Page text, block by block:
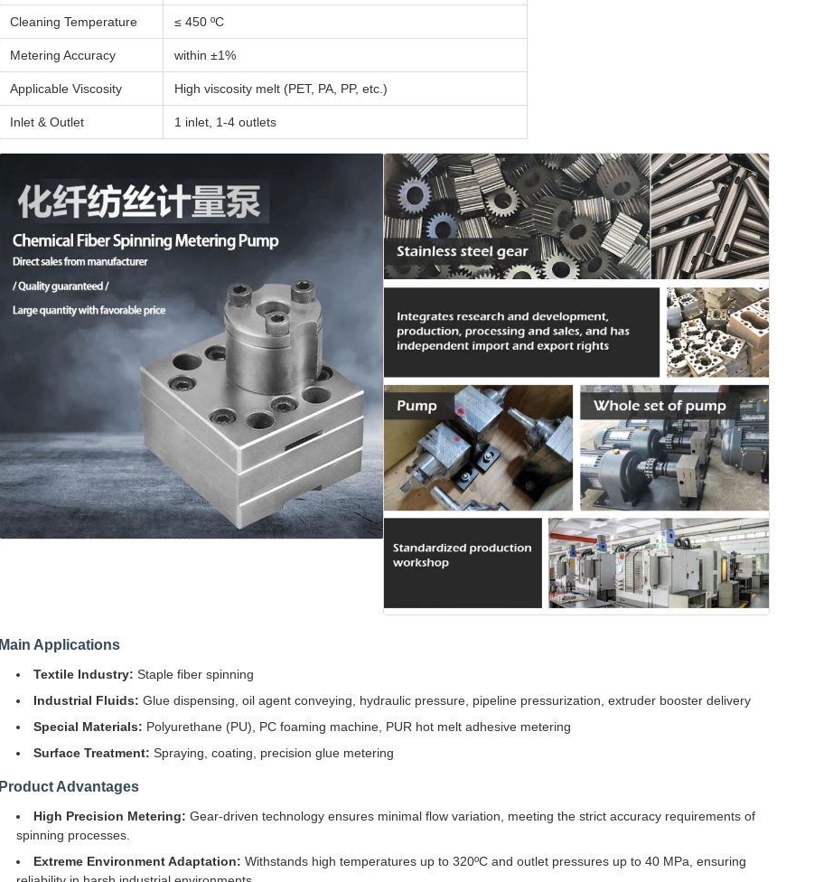
Cleaning Temperature ≤ 450 ºC
Metering Accuracy within ±1%
Applicable Viscosity High viscosity melt (PET, PA, PP, etc.)
Inlet & Outlet 1 inlet, 1-4 outlets
Main Applications
Textile Industry: Staple fiber spinning
Industrial Fluids: Glue dispensing, oil agent conveying, hydraulic pressure, pipeline pressurization, extruder booster delivery
Special Materials: Polyurethane (PU), PC foaming machine, PUR hot melt adhesive metering
Surface Treatment: Spraying, coating, precision glue metering
Product Advantages
High Precision Metering: Gear-driven technology ensures minimal flow variation, meeting the strict accuracy requirements of
spinning processes.
Extreme Environment Adaptation: Withstands high temperatures up to 320ºC and outlet pressures up to 40 MPa, ensuring